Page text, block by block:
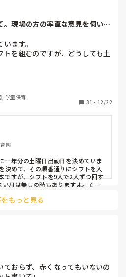
。現場の方の率直な意見を伺いた
ます。
トを組むのですが、どうしても土
なく、いつも苦労しています。
、いざ勤務が始まると一日も土曜
。
、と制限をかける
ことのできる日を1日だけピッ
勤が難しければ自身で代わりの
り入れることを考えています。
, 学童保育
31 ・ 12/22
園
一年分の土曜日出勤日を決めていま
決めて、その順番通りにシフトを入
ですが、シフトを9人で2人ずつ回す
月は無しの時もありますよ。その
す。
もっと見る
ておらず、赤くなってもいないの